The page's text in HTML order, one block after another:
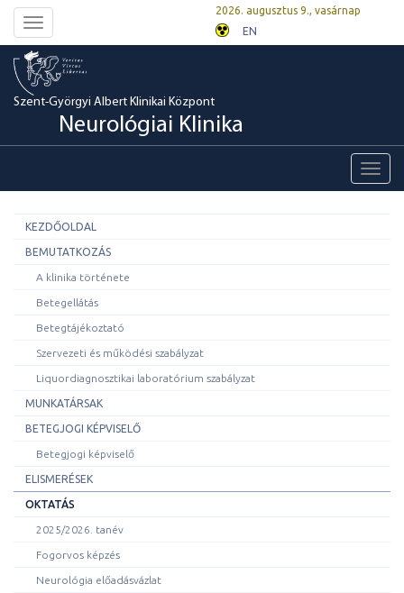
Toggle
navigation
2026. augusztus 9., vasárnap
EN
Szent-Györgyi Albert Klinikai Központ
Neurológiai Klinika
KEZDŐOLDAL
BEMUTATKOZÁS
A klinika története
Betegellátás
Betegtájékoztató
Szervezeti és működési szabályzat
Liquordiagnosztikai laboratórium szabályzat
MUNKATÁRSAK
BETEGJOGI KÉPVISELŐ
Betegjogi képviselő
ELISMERÉSEK
OKTATÁS
2025/2026. tanév
Fogorvos képzés
Neurológia előadásvázlat